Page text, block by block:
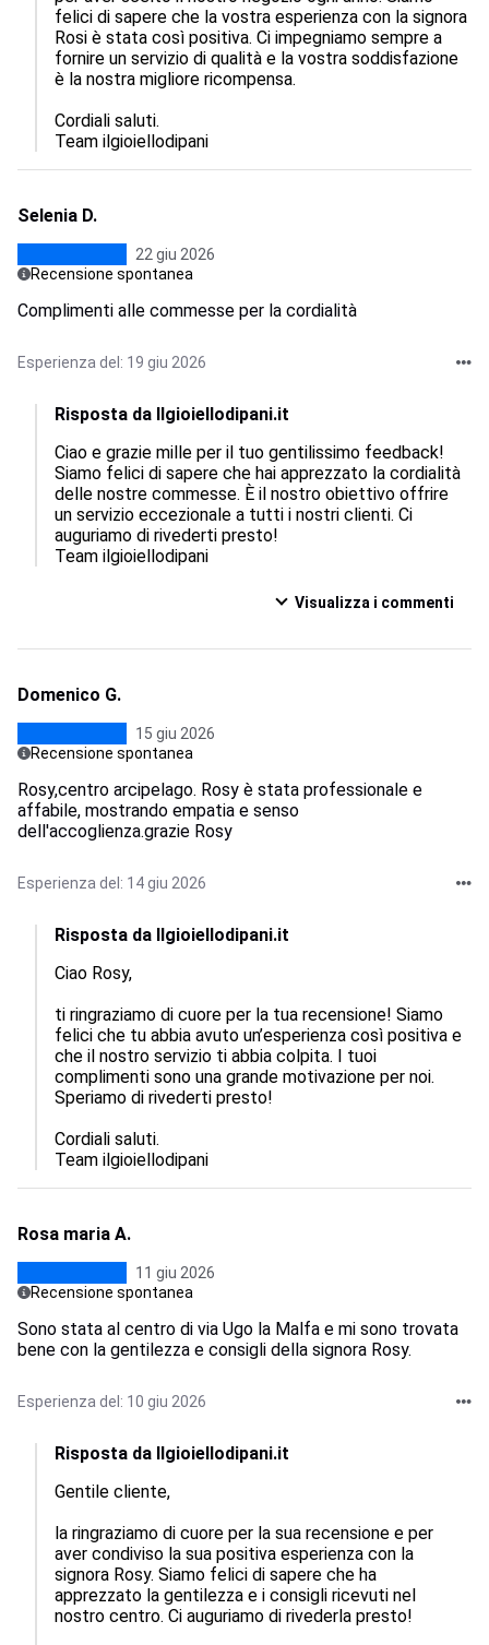
felici di sapere che la vostra esperienza con la signora
Rosi è stata così positiva. Ci impegniamo sempre a
fornire un servizio di qualità e la vostra soddisfazione
è la nostra migliore ricompensa.
Cordiali saluti.
Team ilgioiellodipani
Selenia D.
22 giu 2026
Recensione spontanea
Complimenti alle commesse per la cordialità
Esperienza del: 19 giu 2026
Risposta da Ilgioiellodipani.it
Ciao e grazie mille per il tuo gentilissimo feedback!
Siamo felici di sapere che hai apprezzato la cordialità
delle nostre commesse. È il nostro obiettivo offrire
un servizio eccezionale a tutti i nostri clienti. Ci
auguriamo di rivederti presto!
Team ilgioiellodipani
Visualizza i commenti
Domenico G.
15 giu 2026
Recensione spontanea
Rosy,centro arcipelago. Rosy è stata professionale e
affabile, mostrando empatia e senso
dell'accoglienza.grazie Rosy
Esperienza del: 14 giu 2026
Risposta da Ilgioiellodipani.it
Ciao Rosy,
ti ringraziamo di cuore per la tua recensione! Siamo
felici che tu abbia avuto un’esperienza così positiva e
che il nostro servizio ti abbia colpita. I tuoi
complimenti sono una grande motivazione per noi.
Speriamo di rivederti presto!
Cordiali saluti.
Team ilgioiellodipani
Rosa maria A.
11 giu 2026
Recensione spontanea
Sono stata al centro di via Ugo la Malfa e mi sono trovata
bene con la gentilezza e consigli della signora Rosy.
Esperienza del: 10 giu 2026
Risposta da Ilgioiellodipani.it
Gentile cliente,
la ringraziamo di cuore per la sua recensione e per
aver condiviso la sua positiva esperienza con la
signora Rosy. Siamo felici di sapere che ha
apprezzato la gentilezza e i consigli ricevuti nel
nostro centro. Ci auguriamo di rivederla presto!